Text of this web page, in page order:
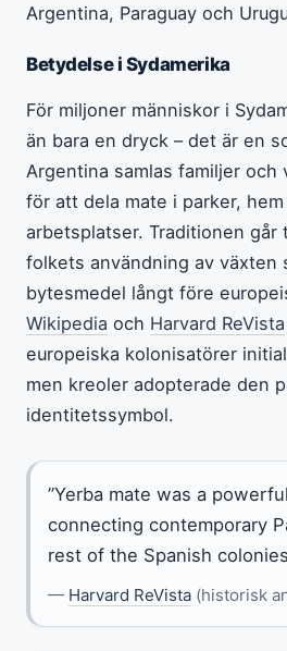
Argentina, Paraguay och
Betydelse i Sydamerika
För miljoner människor i
än bara en dryck – det är en
Argentina samlas familjer och
för att dela mate i parker,
arbetsplatser. Traditionen går
folkets användning av växten
bytesmedel långt före
Wikipedia och Harvard ReVista
europeiska kolonisatörer
men kreoler adopterade den
identitetssymbol.
”Yerba mate was a
connecting contemporary
rest of the Spanish
— Harvard ReVista (historisk